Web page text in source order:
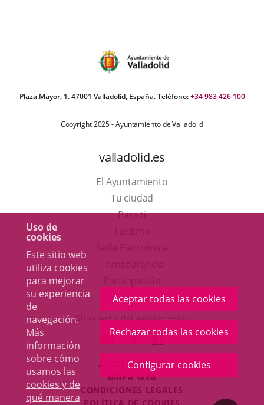
Uso de
cookies
Este sitio web
utiliza cookies
para mejorar
su experiencia
de
navegación.
Más
información
sobre cómo
usamos las
cookies y de
qué manera
Aceptar todas las cookies
Rechazar todas las cookies
Configurar cookies
Plaza Mayor, 1. 47001 Valladolid, España. Teléfono:+34 983 426 100
Copyright 2025 - Ayuntamiento de Valladolid
valladolid.es
El Ayuntamiento
Tu ciudad
Para ti
en
una
ventana
nueva.
aplicación
externa.
Otras webs del ayuntamiento
ENLACE
A
UNA
APLICACIÓN
EXTERNA.
ENLACE
A
UNA
APLICACIÓN
EXTERNA.
ENLACE
A
UNA
EXTERNA.
ACCESIBILIDAD
MAPA WEB
CONDICIONES LEGALES
POLÍTICA DE COOKIES